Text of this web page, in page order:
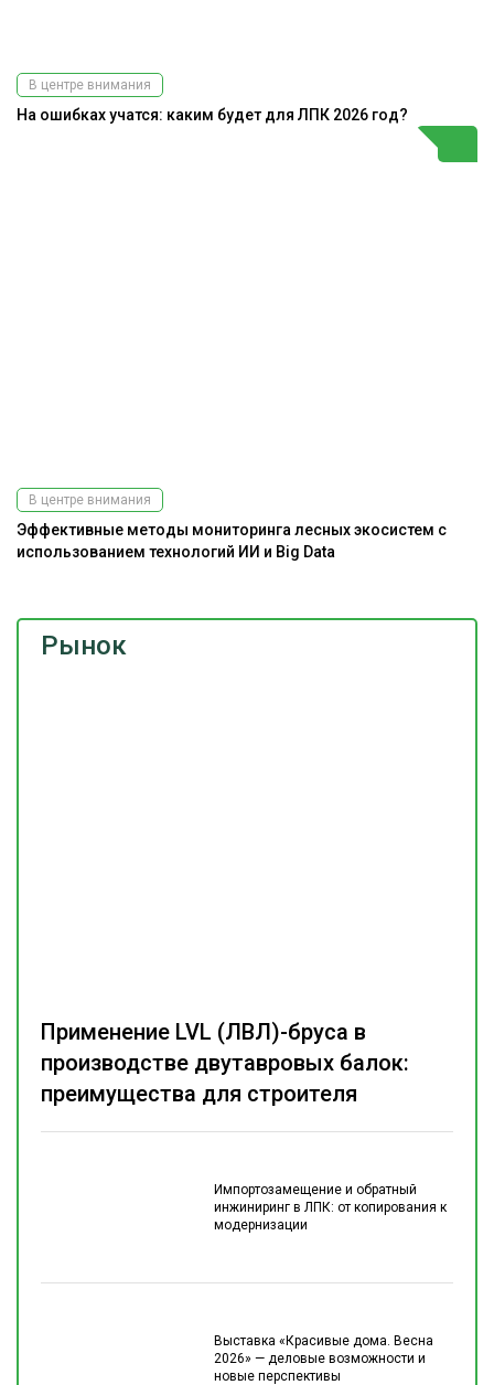
Рынок
Импортозамещение и обратный
инжиниринг в ЛПК: от копирования к
модернизации
Выставка «Красивые дома. Весна
2026» — деловые возможности и
новые перспективы
Применение LVL (ЛВЛ)-бруса в
производстве двутавровых балок:
преимущества для строителя
В центре внимания
На ошибках учатся: каким будет для ЛПК 2026 год?
В центре внимания
Эффективные методы мониторинга лесных экосистем с
использованием технологий ИИ и Big Data